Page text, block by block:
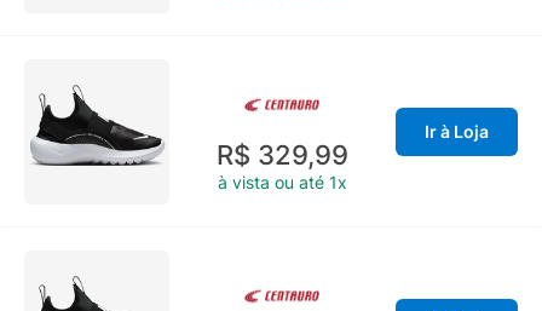
R$ 329,99
à vista ou até 1x
Ir à Loja